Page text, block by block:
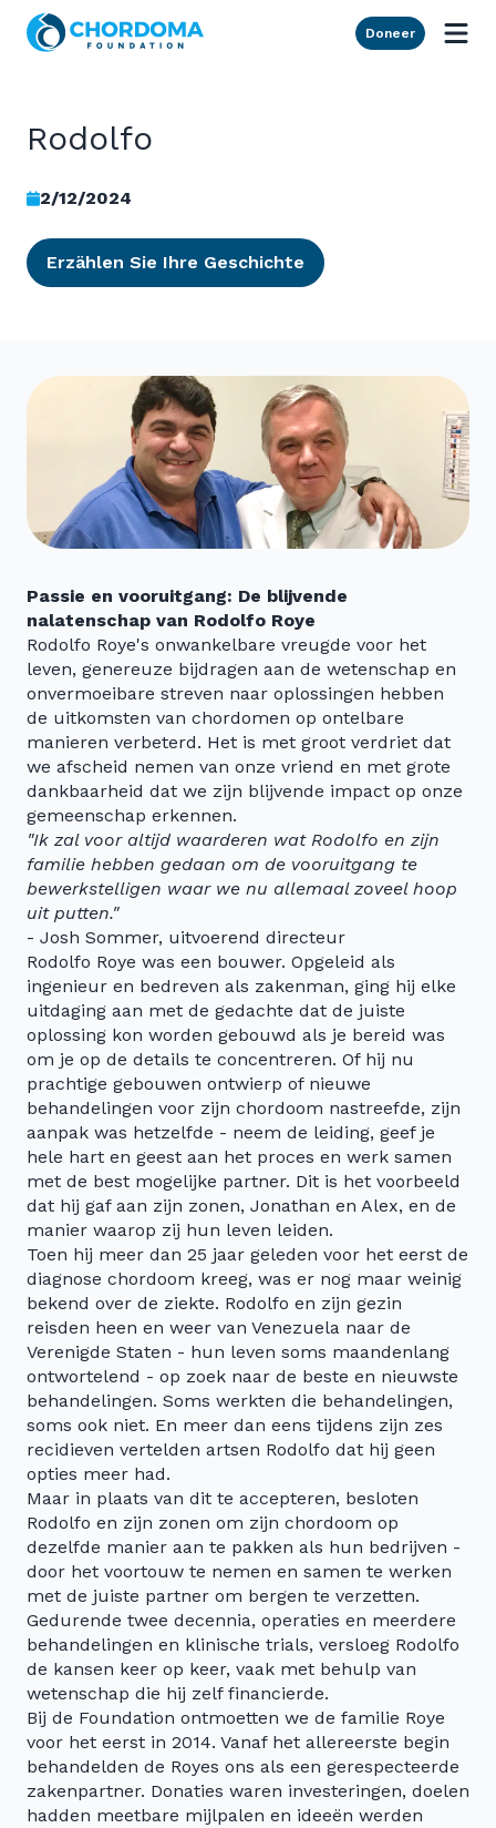
Skip to Main Content
Doneer
Rodolfo
2/12/2024
Erzählen Sie Ihre Geschichte
Passie en vooruitgang: De blijvende
nalatenschap van Rodolfo Roye
Rodolfo Roye's onwankelbare vreugde voor het
leven, genereuze bijdragen aan de wetenschap en
onvermoeibare streven naar oplossingen hebben
de uitkomsten van chordomen op ontelbare
manieren verbeterd. Het is met groot verdriet dat
we afscheid nemen van onze vriend en met grote
dankbaarheid dat we zijn blijvende impact op onze
gemeenschap erkennen.
"Ik zal voor altijd waarderen wat Rodolfo en zijn
familie hebben gedaan om de vooruitgang te
bewerkstelligen waar we nu allemaal zoveel hoop
uit putten."
- Josh Sommer, uitvoerend directeur
Rodolfo Roye was een bouwer. Opgeleid als
ingenieur en bedreven als zakenman, ging hij elke
uitdaging aan met de gedachte dat de juiste
oplossing kon worden gebouwd als je bereid was
om je op de details te concentreren. Of hij nu
prachtige gebouwen ontwierp of nieuwe
behandelingen voor zijn chordoom nastreefde, zijn
aanpak was hetzelfde - neem de leiding, geef je
hele hart en geest aan het proces en werk samen
met de best mogelijke partner. Dit is het voorbeeld
dat hij gaf aan zijn zonen, Jonathan en Alex, en de
manier waarop zij hun leven leiden.
Toen hij meer dan 25 jaar geleden voor het eerst de
diagnose chordoom kreeg, was er nog maar weinig
bekend over de ziekte. Rodolfo en zijn gezin
reisden heen en weer van Venezuela naar de
Verenigde Staten - hun leven soms maandenlang
ontwortelend - op zoek naar de beste en nieuwste
behandelingen. Soms werkten die behandelingen,
soms ook niet. En meer dan eens tijdens zijn zes
recidieven vertelden artsen Rodolfo dat hij geen
opties meer had.
Maar in plaats van dit te accepteren, besloten
Rodolfo en zijn zonen om zijn chordoom op
dezelfde manier aan te pakken als hun bedrijven -
door het voortouw te nemen en samen te werken
met de juiste partner om bergen te verzetten.
Gedurende twee decennia, operaties en meerdere
behandelingen en klinische trials, versloeg Rodolfo
de kansen keer op keer, vaak met behulp van
wetenschap die hij zelf financierde.
Bij de Foundation ontmoetten we de familie Roye
voor het eerst in 2014. Vanaf het allereerste begin
behandelden de Royes ons als een gerespecteerde
zakenpartner. Donaties waren investeringen, doelen
hadden meetbare mijlpalen en ideeën werden